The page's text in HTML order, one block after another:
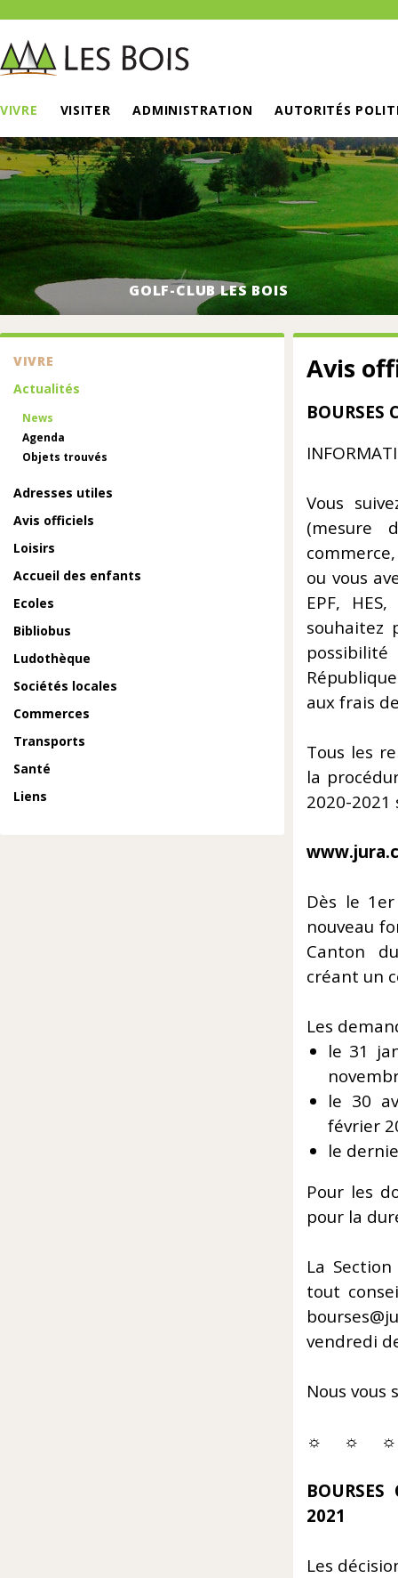
VIVRE VISITER ADMINISTRATION AUTORITÉS
GOLF-CLUB LES BOIS
VIVRE
Actualités
News
Agenda
Objets trouvés
Adresses utiles
Avis officiels
Loisirs
Accueil des enfants
Ecoles
Bibliobus
Ludothèque
Sociétés locales
Commerces
Transports
Santé
Liens
Avis
BOURSES
Vous
(mesure
ou vous
EPF,
souhaitez
aux frais
Tous les
la
2020-
Dès le
nouveau
Canton
créant un
Les
le 31
le 30
février
le
Pour les
pour la
La
tout
vendredi
Nous vous
☼ ☼
2021
Les